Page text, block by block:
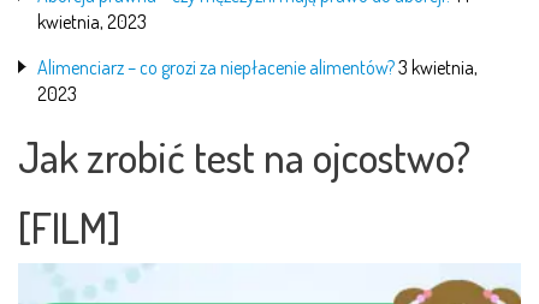
kwietnia, 2023
Alimenciarz – co grozi za niepłacenie alimentów?3 kwietnia,
2023
Jak zrobić test na ojcostwo?
[FILM]